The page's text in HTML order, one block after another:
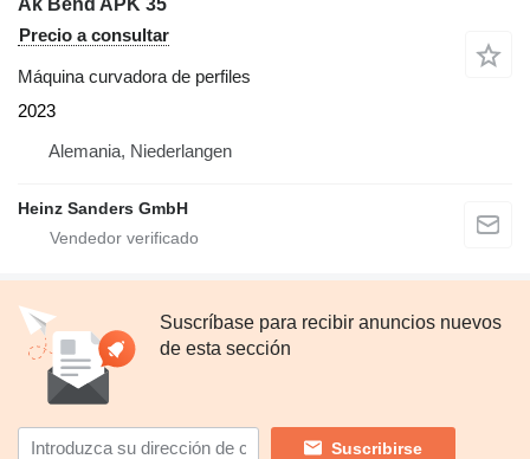
Ak Bend APK 35
Precio a consultar
Máquina curvadora de perfiles
2023
Alemania, Niederlangen
Heinz Sanders GmbH
Suscríbase para recibir anuncios nuevos
de esta sección
Suscribirse